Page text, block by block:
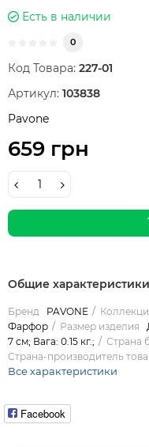
Есть в наличии
0
Код Товара: 227-01
Артикул: 103838
Pavone
659 грн
Общие характеристики
Бренд PAVONE
Фарфор
Размер изделия
7 см; Вага: 0.15 кг.;
Страна
Страна-производитель
Все характеристики
Facebook